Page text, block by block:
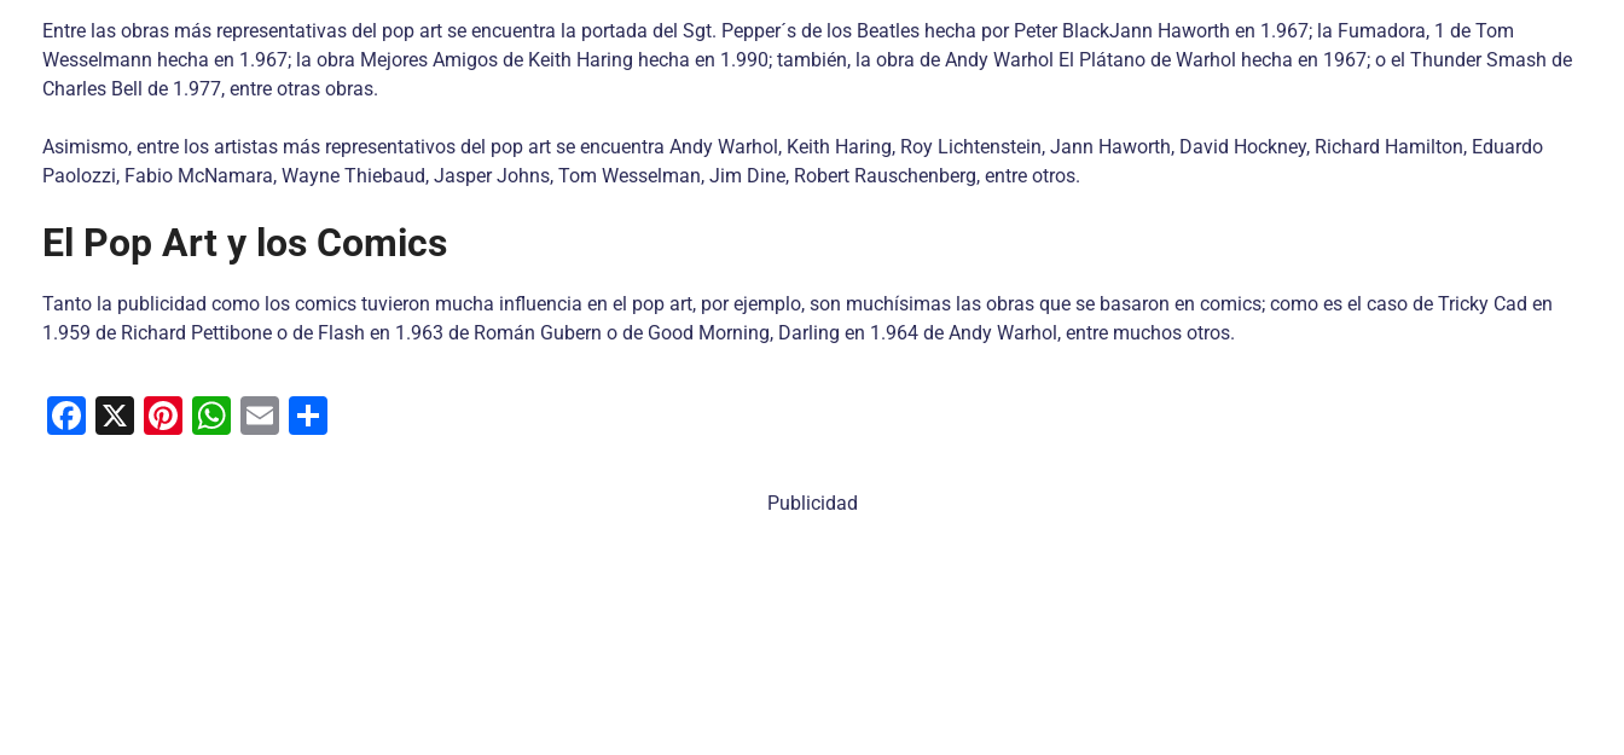
Entre las obras más representativas del pop art se encuentra la portada del Sgt. Pepper´s de los Beatles hecha por Peter BlackJann Haworth en 1.967; la Fumadora, 1 de Tom
Wesselmann hecha en 1.967; la obra Mejores Amigos de Keith Haring hecha en 1.990; también, la obra de Andy Warhol El Plátano de Warhol hecha en 1967; o el Thunder Smash de
Charles Bell de 1.977, entre otras obras.
Asimismo, entre los artistas más representativos del pop art se encuentra Andy Warhol, Keith Haring, Roy Lichtenstein, Jann Haworth, David Hockney, Richard Hamilton, Eduardo
Paolozzi, Fabio McNamara, Wayne Thiebaud, Jasper Johns, Tom Wesselman, Jim Dine, Robert Rauschenberg, entre otros.
El Pop Art y los Comics
Tanto la publicidad como los comics tuvieron mucha influencia en el pop art, por ejemplo, son muchísimas las obras que se basaron en comics; como es el caso de Tricky Cad en
1.959 de Richard Pettibone o de Flash en 1.963 de Román Gubern o de Good Morning, Darling en 1.964 de Andy Warhol, entre muchos otros.
F
X
Pi W E
Publicidad